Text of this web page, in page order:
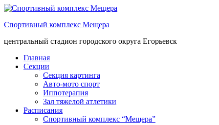
Спортивный комплекс Мещера
центральный стадион городского округа Егорьевск
Главная
Секции
Секция картинга
Авто-мото спорт
Иппотерапия
Зал тяжелой атлетики
Расписания
Спортивный комплекс “Мещера”